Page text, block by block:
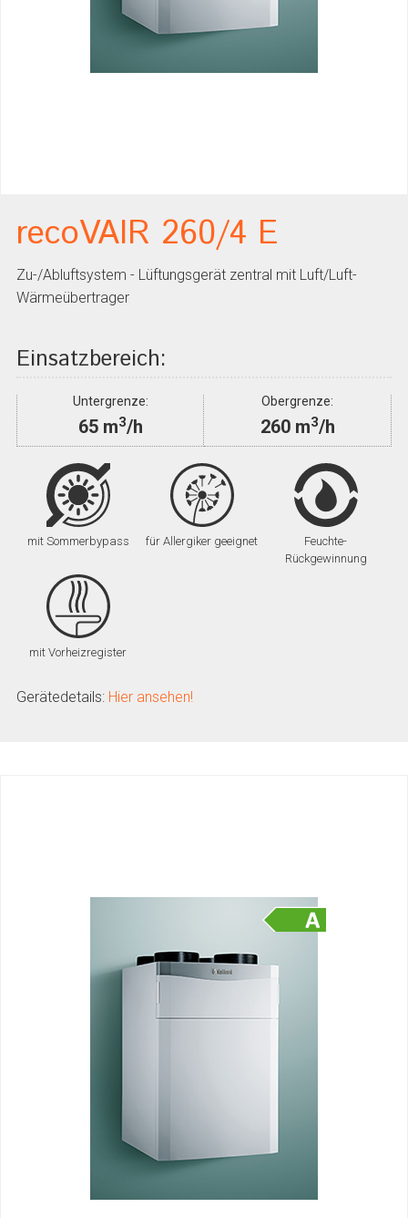
recoVAIR 260/4 E
Zu-/Abluftsystem - Lüftungsgerät zentral mit Luft/Luft-
Wärmeübertrager
Einsatzbereich:
Untergrenze:
65 m3/h
Obergrenze:
260 m3/h
mit Sommerbypass für Allergiker geeignet
Feuchte-
Rückgewinnung
mit Vorheizregister
Gerätedetails: Hier ansehen!